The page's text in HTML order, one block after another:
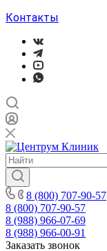
Контакты
8 (800) 707-90-57
8 (800) 707-90-57
8 (988) 966-07-69
8 (988) 966-00-91
Заказать звонок